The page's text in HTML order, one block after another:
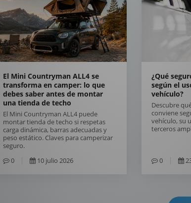
El Mini Countryman ALL4 se
transforma en camper: lo que
debes saber antes de montar
una tienda de techo
El Mini Countryman ALL4 puede
montar tienda de techo si respetas
carga dinámica, barras adecuadas y
peso estático. Claves para camperizar
seguro.
0
10 julio 2026
¿Qué
según el
vehículo?
Descubre
conviene
vehículo, su
terceros
0